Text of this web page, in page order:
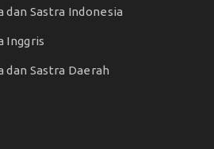
dan Sastra Indonesia
Inggris
dan Sastra Daerah